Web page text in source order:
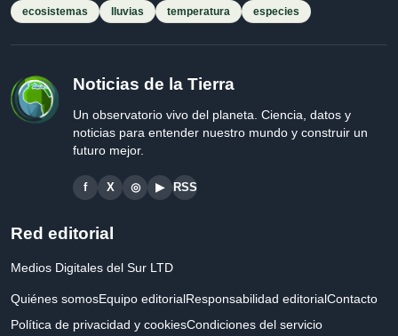
ecosistemas
lluvias temperatura especies
Noticias de la Tierra
Un observatorio vivo del planeta. Ciencia, datos y
noticias para entender nuestro mundo y construir un
futuro mejor.
f X ◎ ▶ RSS
Red editorial
Medios Digitales del Sur LTD
Quiénes somosEquipo editorialResponsabilidad editorialContacto
Política de privacidad y cookiesCondiciones del servicio